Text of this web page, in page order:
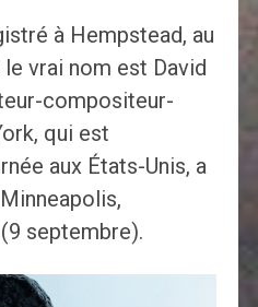
à Hempstead, au
le vrai nom est David
compositeur-
qui est
aux États-Unis, a
septembre).